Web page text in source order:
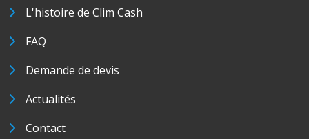
L'histoire de Clim Cash
FAQ
Demande de devis
Actualités
Contact